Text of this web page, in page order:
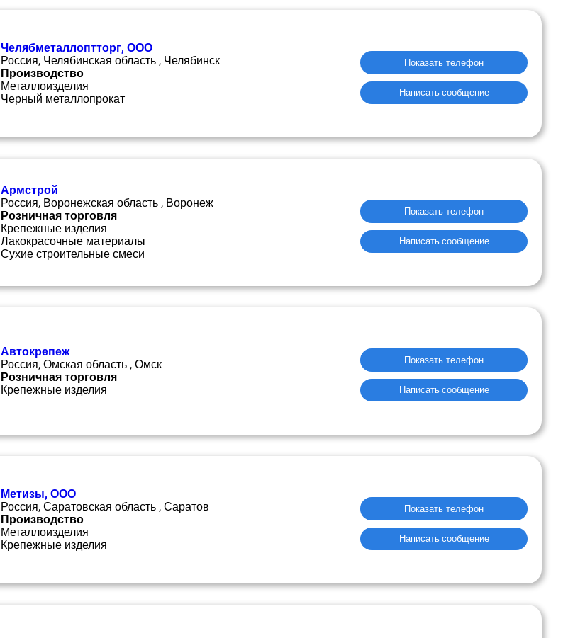
Челябметаллоптторг, ООО
Россия, Челябинская область , Челябинск
Производство
Металлоизделия
Черный металлопрокат
Показать телефон
Написать сообщение
Армстрой
Россия, Воронежская область , Воронеж
Розничная торговля
Крепежные изделия
Лакокрасочные материалы
Сухие строительные смеси
Показать телефон
Написать сообщение
Автокрепеж
Россия, Омская область , Омск
Розничная торговля
Крепежные изделия
Показать телефон
Написать сообщение
Метизы, ООО
Россия, Саратовская область , Саратов
Производство
Металлоизделия
Крепежные изделия
Показать телефон
Написать сообщение